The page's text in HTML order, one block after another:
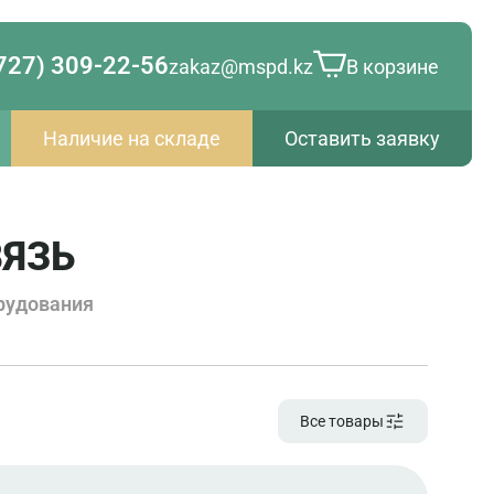
309-22-56zakaz@mspd.kz В корзине
Наличие на складе Оставить заявку
Все товары